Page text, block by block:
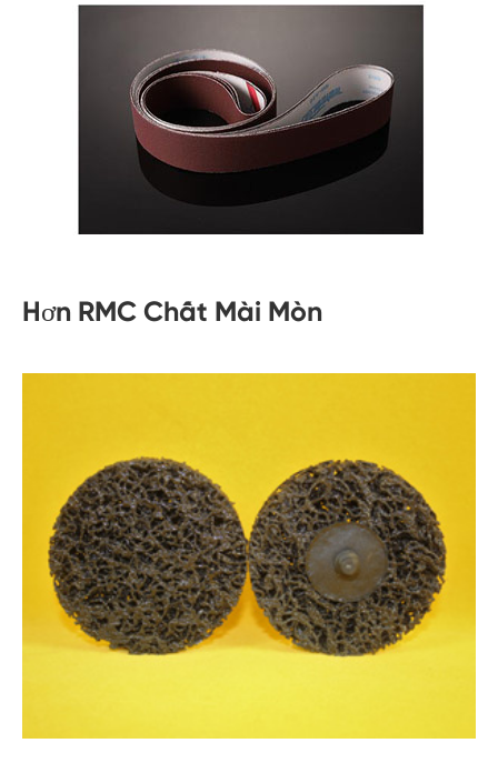
Hơn RMC Chất Mài Mòn